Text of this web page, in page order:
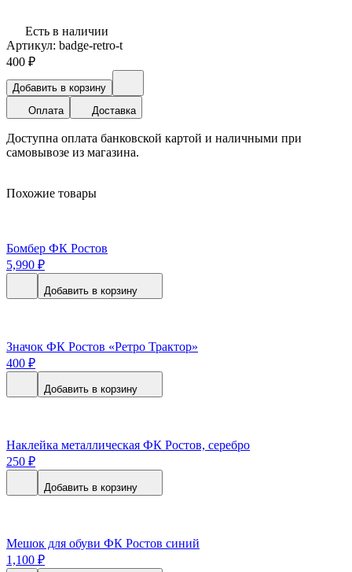
Есть в наличии
Артикул: badge-retro-t
400 ₽
Добавить в корзину
Оплата
Доставка
Доступна оплата банковской картой и наличными при
самовывозе из магазина.
Похожие товары
Бомбер ФК Ростов
5,990 ₽
Добавить в корзину
Значок ФК Ростов «Ретро Трактор»
400 ₽
Добавить в корзину
Наклейка металлическая ФК Ростов, серебро
250 ₽
Добавить в корзину
Мешок для обуви ФК Ростов синий
1,100 ₽